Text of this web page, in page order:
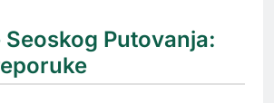
Seoskog Putovanja: